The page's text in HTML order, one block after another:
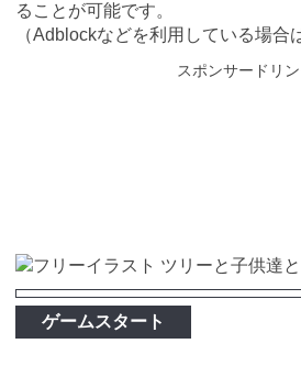
ることが可能です。
（Adblockなどを利用している場合
スポンサードリン
ゲームスタート